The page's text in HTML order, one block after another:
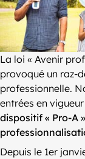
La loi « Avenir
provoqué un raz-
professionnelle.
entrées en
dispositif « Pro-A
Depuis le 1er